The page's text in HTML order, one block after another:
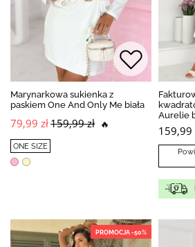
Marynarkowa sukienka z
paskiem One And Only Me biała
79,99 zł159,99 zł 🔥
ONE SIZE
Aurelie
159,99
PROMOCJA -50%